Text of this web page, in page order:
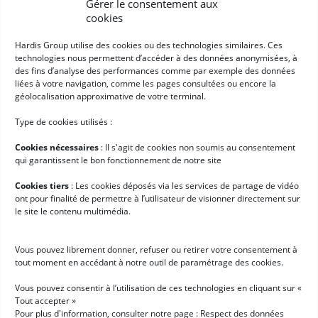
Gérer le consentement aux
cookies
Hardis Group utilise des cookies ou des technologies similaires. Ces
technologies nous permettent d’accéder à des données anonymisées, à
des fins d’analyse des performances comme par exemple des données
liées à votre navigation, comme les pages consultées ou encore la
géolocalisation approximative de votre terminal.
Type de cookies utilisés :
Cookies nécessaires : II s'agit de cookies non soumis au consentement
qui garantissent le bon fonctionnement de notre site
Cookies tiers : Les cookies déposés via les services de partage de vidéo
ont pour finalité de permettre à l’utilisateur de visionner directement sur
le site le contenu multimédia.
Vous pouvez librement donner, refuser ou retirer votre consentement à
tout moment en accédant à notre outil de paramétrage des cookies.
Vous pouvez consentir à l’utilisation de ces technologies en cliquant sur «
Tout accepter »
Pour plus d'information, consulter notre page : Respect des données
(Nécessaire)
(Nécessaire)
J'accepte que mes données à caractère personnel soient collectées
données personnelles"*
Solutions
Logiciel de gestion d’entrepôt (WMS)
Appointment Scheduling
Entreprise
Cas clients
Actualités
Demande de démo